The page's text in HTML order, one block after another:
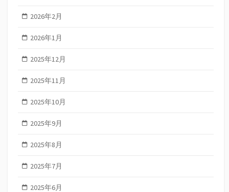
2026年2月
2026年1月
2025年12月
2025年11月
2025年10月
2025年9月
2025年8月
2025年7月
2025年6月